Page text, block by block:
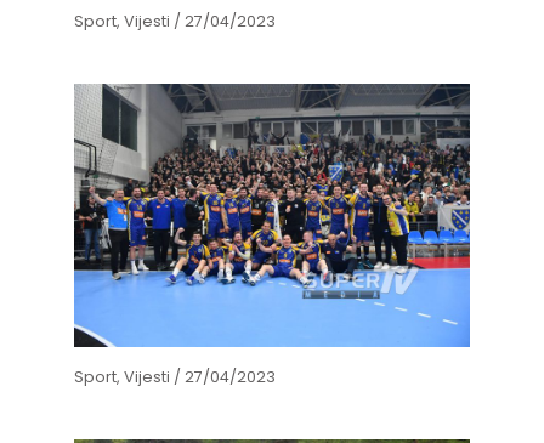
Sport,Vijesti /27/04/2023
Sport,Vijesti /27/04/2023